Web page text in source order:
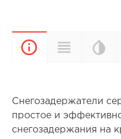
Описание
Снегозадержатели
простое и
снегозадержания на